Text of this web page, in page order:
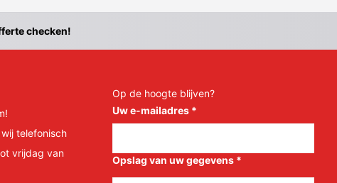
checken!
telefonisch
vrijdag van
Op de hoogte blijven?
Uw e-mailadres *
Opslag van uw gegevens *